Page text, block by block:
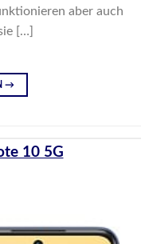
aber auch
[…]
→
10 5G